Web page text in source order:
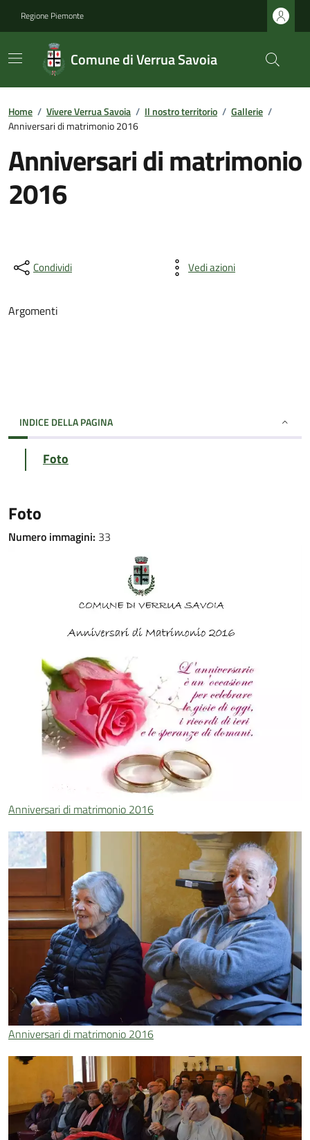
Regione Piemonte
Comune di Verrua Savoia
Home / Vivere Verrua Savoia / Il nostro territorio / Gallerie /
Anniversari di matrimonio 2016
Anniversari di matrimonio
2016
Condividi Vedi azioni
Argomenti
INDICE DELLA PAGINA
Foto
Foto
Numero immagini: 33
Anniversari di matrimonio 2016
Anniversari di matrimonio 2016